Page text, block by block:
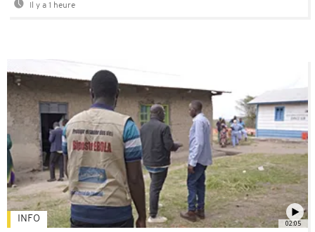
Il y a 1 heure
02:05
INFO